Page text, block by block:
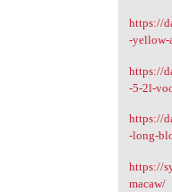
https://
-yellow-
https://
-5-2l-
https://
-long-
https://
macaw/